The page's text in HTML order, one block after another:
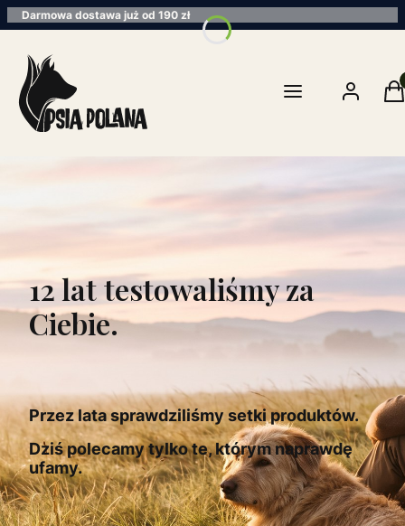
Darmowa dostawa już od 190 zł
Menu Zaloguj się
12 lat testowaliśmy za
Ciebie.
Przez lata sprawdziliśmy setki produktów.
Dziś polecamy tylko te, którym naprawdę
ufamy.